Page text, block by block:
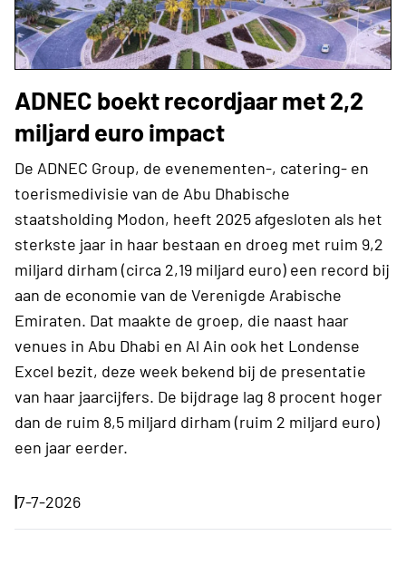
ADNEC boekt recordjaar met 2,2
miljard euro impact
De ADNEC Group, de evenementen-, catering- en
toerismedivisie van de Abu Dhabische
staatsholding Modon, heeft 2025 afgesloten als het
sterkste jaar in haar bestaan en droeg met ruim 9,2
miljard dirham (circa 2,19 miljard euro) een record bij
aan de economie van de Verenigde Arabische
Emiraten. Dat maakte de groep, die naast haar
venues in Abu Dhabi en Al Ain ook het Londense
Excel bezit, deze week bekend bij de presentatie
van haar jaarcijfers. De bijdrage lag 8 procent hoger
dan de ruim 8,5 miljard dirham (ruim 2 miljard euro)
een jaar eerder.
|7-7-2026